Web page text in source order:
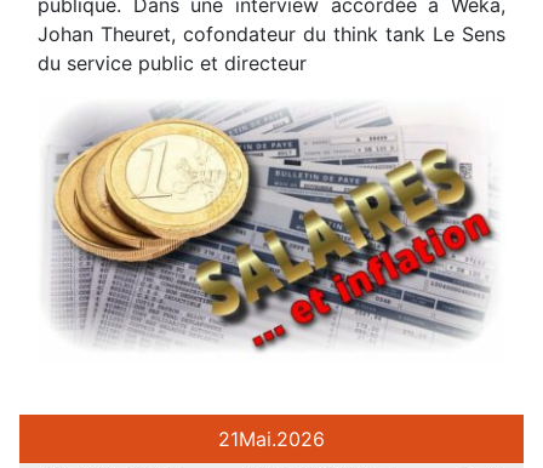
publique. Dans une interview accordée à Weka,
Johan Theuret, cofondateur du think tank Le Sens
du service public et directeur
21Mai.2026